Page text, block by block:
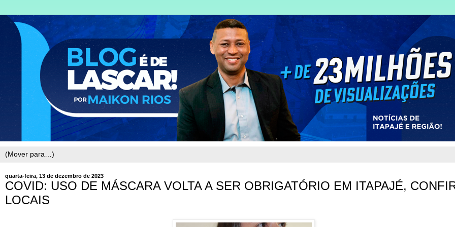
quarta-feira, 13 de dezembro de 2023
COVID: USO DE MÁSCARA VOLTA A SER OBRIGATÓRIO EM ITAPAJÉ,
LOCAIS